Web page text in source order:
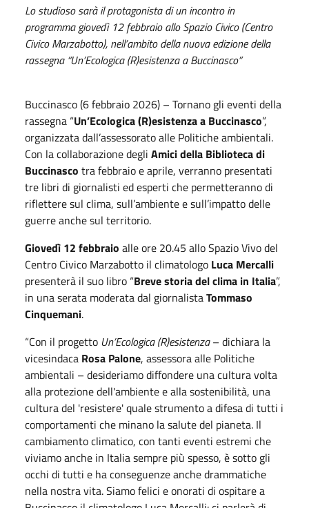
Lo studioso sarà il protagonista di un incontro in
programma giovedì 12 febbraio allo Spazio Civico (Centro
Civico Marzabotto), nell’ambito della nuova edizione della
rassegna “Un’Ecologica (R)esistenza a Buccinasco”
Buccinasco (6 febbraio 2026) – Tornano gli eventi della
rassegna “Un’Ecologica (R)esistenza a Buccinasco”,
organizzata dall’assessorato alle Politiche ambientali.
Con la collaborazione degli Amici della Biblioteca di
Buccinasco tra febbraio e aprile, verranno presentati
tre libri di giornalisti ed esperti che permetteranno di
riflettere sul clima, sull’ambiente e sull’impatto delle
guerre anche sul territorio.
Giovedì 12 febbraio alle ore 20.45 allo Spazio Vivo del
Centro Civico Marzabotto il climatologo Luca Mercalli
presenterà il suo libro “Breve storia del clima in Italia”,
in una serata moderata dal giornalistaTommaso
Cinquemani.
“Con il progetto Un’Ecologica (R)esistenza– dichiara la
vicesindaca Rosa Palone, assessora alle Politiche
ambientali – desideriamo diffondere una cultura volta
alla protezione dell'ambiente e alla sostenibilità, una
cultura del 'resistere' quale strumento a difesa di tutti i
comportamenti che minano la salute del pianeta. Il
cambiamento climatico, con tanti eventi estremi che
viviamo anche in Italia sempre più spesso, è sotto gli
occhi di tutti e ha conseguenze anche drammatiche
nella nostra vita. Siamo felici e onorati di ospitare a